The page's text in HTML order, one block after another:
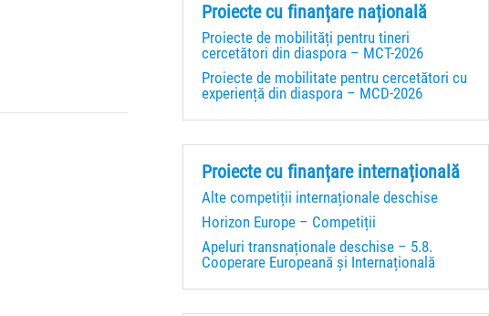
Proiecte cu finanțare națională
Proiecte de mobilități pentru tineri
cercetători din diaspora – MCT-2026
Proiecte de mobilitate pentru cercetători cu
experiență din diaspora – MCD-2026
Proiecte cu finanțare internațională
Alte competiții internaționale deschise
Horizon Europe – Competiții
Apeluri transnaționale deschise – 5.8.
Cooperare Europeană și Internațională